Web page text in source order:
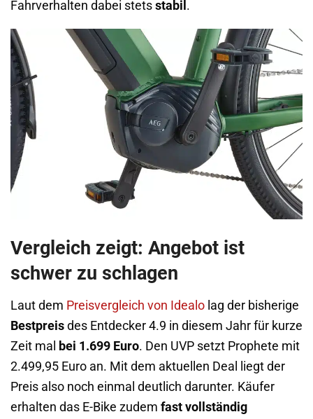
Fahrverhalten dabei stets stabil .
Vergleich zeigt: Angebot ist
schwer zu schlagen
Laut dem Preisvergleich von Idealo lag der bisherige
Bestpreis des Entdecker 4.9 in diesem Jahr für kurze
Zeit mal bei 1.699 Euro. Den UVP setzt Prophete mit
2.499,95 Euro an. Mit dem aktuellen Deal liegt der
Preis also noch einmal deutlich darunter. Käufer
erhalten das E-Bike zudem fast vollständig